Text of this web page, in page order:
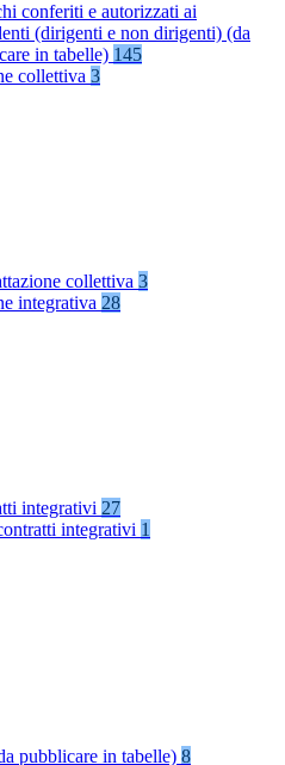
conferiti e autorizzati ai
(dirigenti e non dirigenti) (da
in tabelle) 145
collettiva 3
collettiva 3
integrativa 28
integrativi 27
integrativi 1
pubblicare in tabelle) 8